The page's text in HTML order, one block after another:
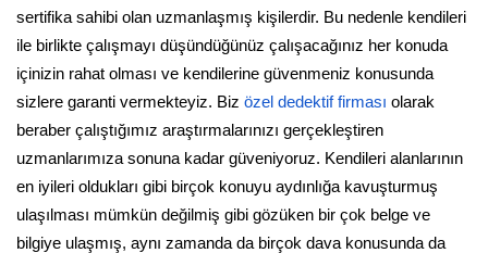
sertifika sahibi olan uzmanlaşmış kişilerdir. Bu nedenle kendileri
ile birlikte çalışmayı düşündüğünüz çalışacağınız her konuda
içinizin rahat olması ve kendilerine güvenmeniz konusunda
sizlere garanti vermekteyiz. Biz özel dedektif firması olarak
beraber çalıştığımız araştırmalarınızı gerçekleştiren
uzmanlarımıza sonuna kadar güveniyoruz. Kendileri alanlarının
en iyileri oldukları gibi birçok konuyu aydınlığa kavuşturmuş
ulaşılması mümkün değilmiş gibi gözüken bir çok belge ve
bilgiye ulaşmış, aynı zamanda da birçok dava konusunda da